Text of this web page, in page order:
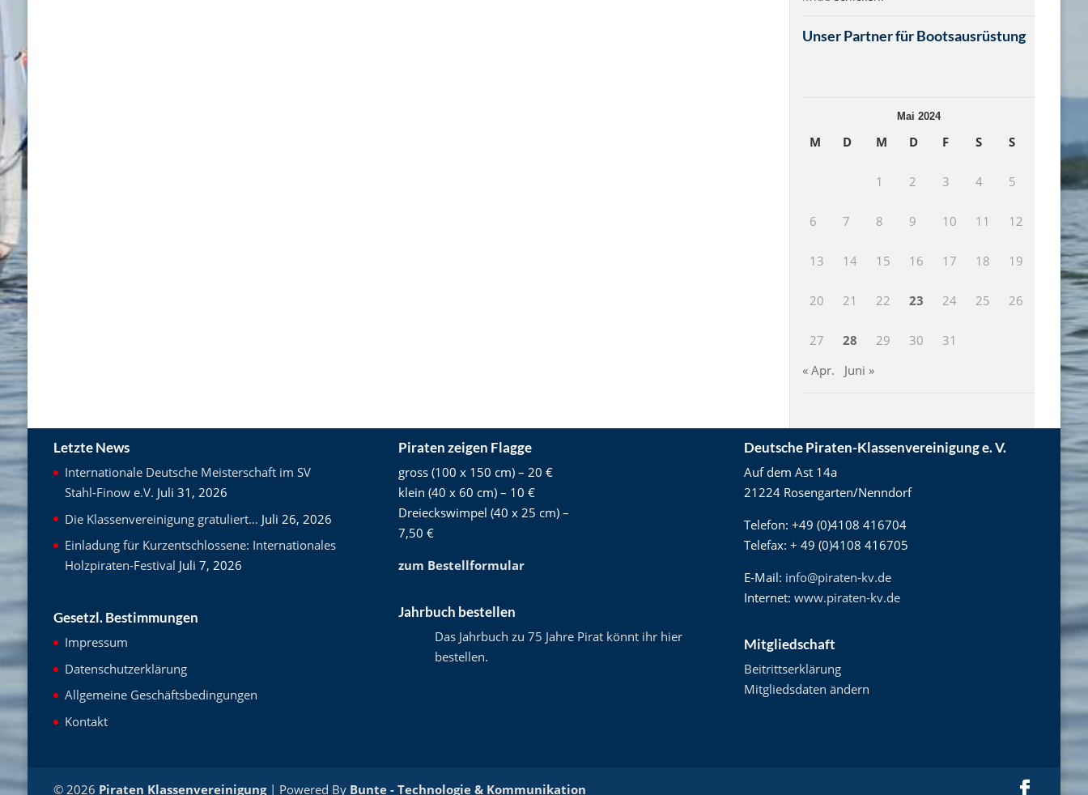
Unser Partner für Bootsausrüstung
Mai 2024
M D M D F S S
1 2 3 4 5
6 7 8 9 10 11 12
13 14 15 16 17 18 19
20 21 22 23 24 25 26
27 28 29 30
31
« Apr.
Juni »
Letzte News
Internationale Deutsche Meisterschaft im SV
Stahl-Finow e.V. Juli 31, 2026
Die Klassenvereinigung gratuliert… Juli 26, 2026
Einladung für Kurzentschlossene: Internationales
Holzpiraten-Festival Juli 7, 2026
Gesetzl. Bestimmungen
Impressum
Datenschutzerklärung
Allgemeine Geschäftsbedingungen
Kontakt
Piraten zeigen Flagge
gross (100 x 150 cm) – 20 €
klein (40 x 60 cm) – 10 €
Dreieckswimpel (40 x 25 cm) –
7,50 €
zum Bestellformular
Jahrbuch bestellen
Das Jahrbuch zu 75 Jahre Pirat könnt ihr hier
bestellen.
Deutsche Piraten-Klassenvereinigung e. V.
Auf dem Ast 14a
21224 Rosengarten/Nenndorf
Telefon: +49 (0)4108 416704
Telefax: + 49 (0)4108 416705
E-Mail: info@piraten-kv.de
Internet: www.piraten-kv.de
Mitgliedschaft
Beitrittserklärung
Mitgliedsdaten ändern
© 2026 Piraten Klassenvereinigung| Powered By Bunte - Technologie & Kommunikation